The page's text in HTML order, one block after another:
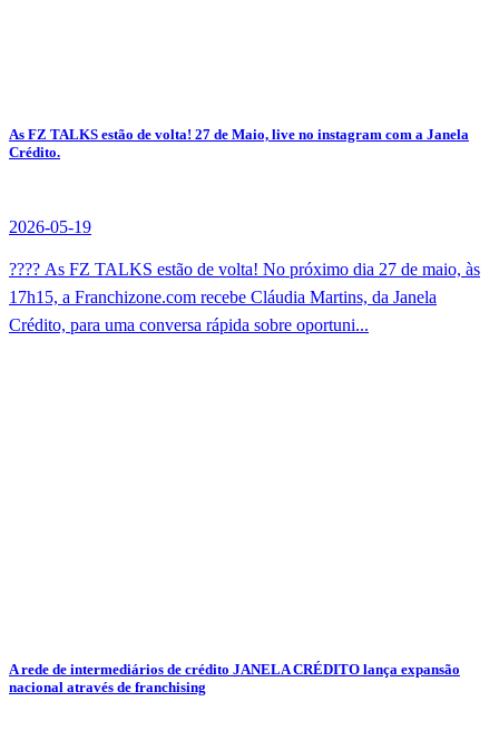
As FZ TALKS estão de volta! 27 de Maio, live no instagram com a Janela
Crédito.
2026-05-19
???? As FZ TALKS estão de volta! No próximo dia 27 de maio, às
17h15, a Franchizone.com recebe Cláudia Martins, da Janela
Crédito, para uma conversa rápida sobre oportuni...
A rede de intermediários de crédito JANELA CRÉDITO lança expansão
nacional através de franchising